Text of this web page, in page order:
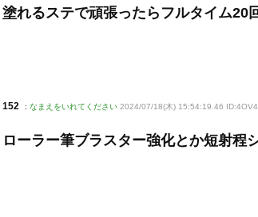
塗れるステで頑張ったらフルタイム20
152 : なまえをいれてください 2024/07/18(木) 15:54:19.46
ローラー筆ブラスター強化とか短射程